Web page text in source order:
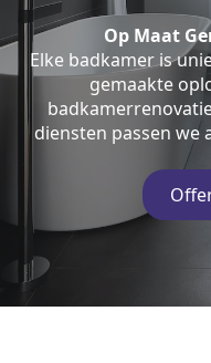
Op Maat
Elke badkamer is
gemaakte
diensten passen we